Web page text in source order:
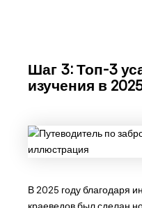
Шаг 3: Топ-3
изучения в
В 2025 году благодаря